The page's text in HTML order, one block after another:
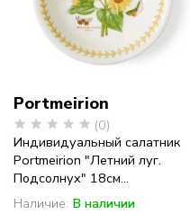
Portmeirion
(0)
Индивидуальный салатник
Portmeirion "Летний луг.
Подсолнух" 18см...
Наличие: В наличии